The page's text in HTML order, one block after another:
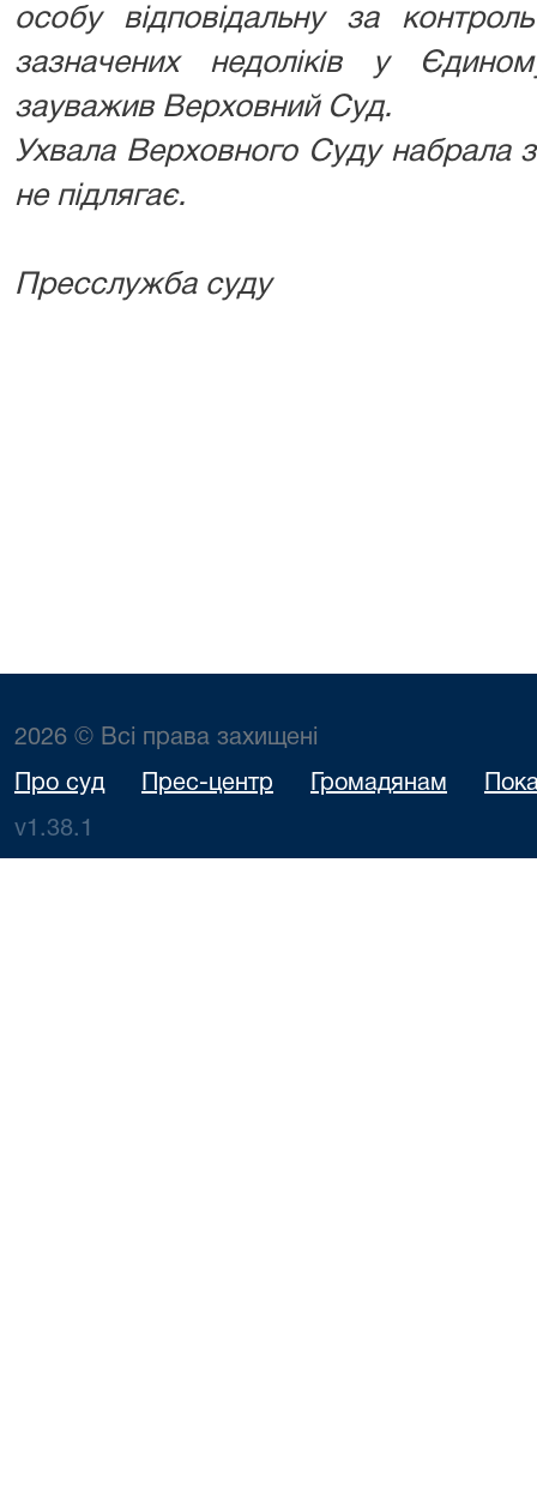
особу відповідальну за
зазначених недоліків у
зауважив Верховний Суд.
️Ухвала Верховного Суду набрала
не підлягає.
Пресслужба суду
2026 © Всі права захищені
Про суд Прес-центр Громадянам
v1.38.1